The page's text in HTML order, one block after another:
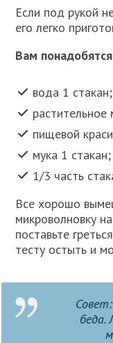
Если под рукой
его легко
Вам
вода 1 стакан;
пищевой
мука 1 стакан;
1/3 часть
Все хорошо
микроволновку
поставьте
тесту остыть и
беда.